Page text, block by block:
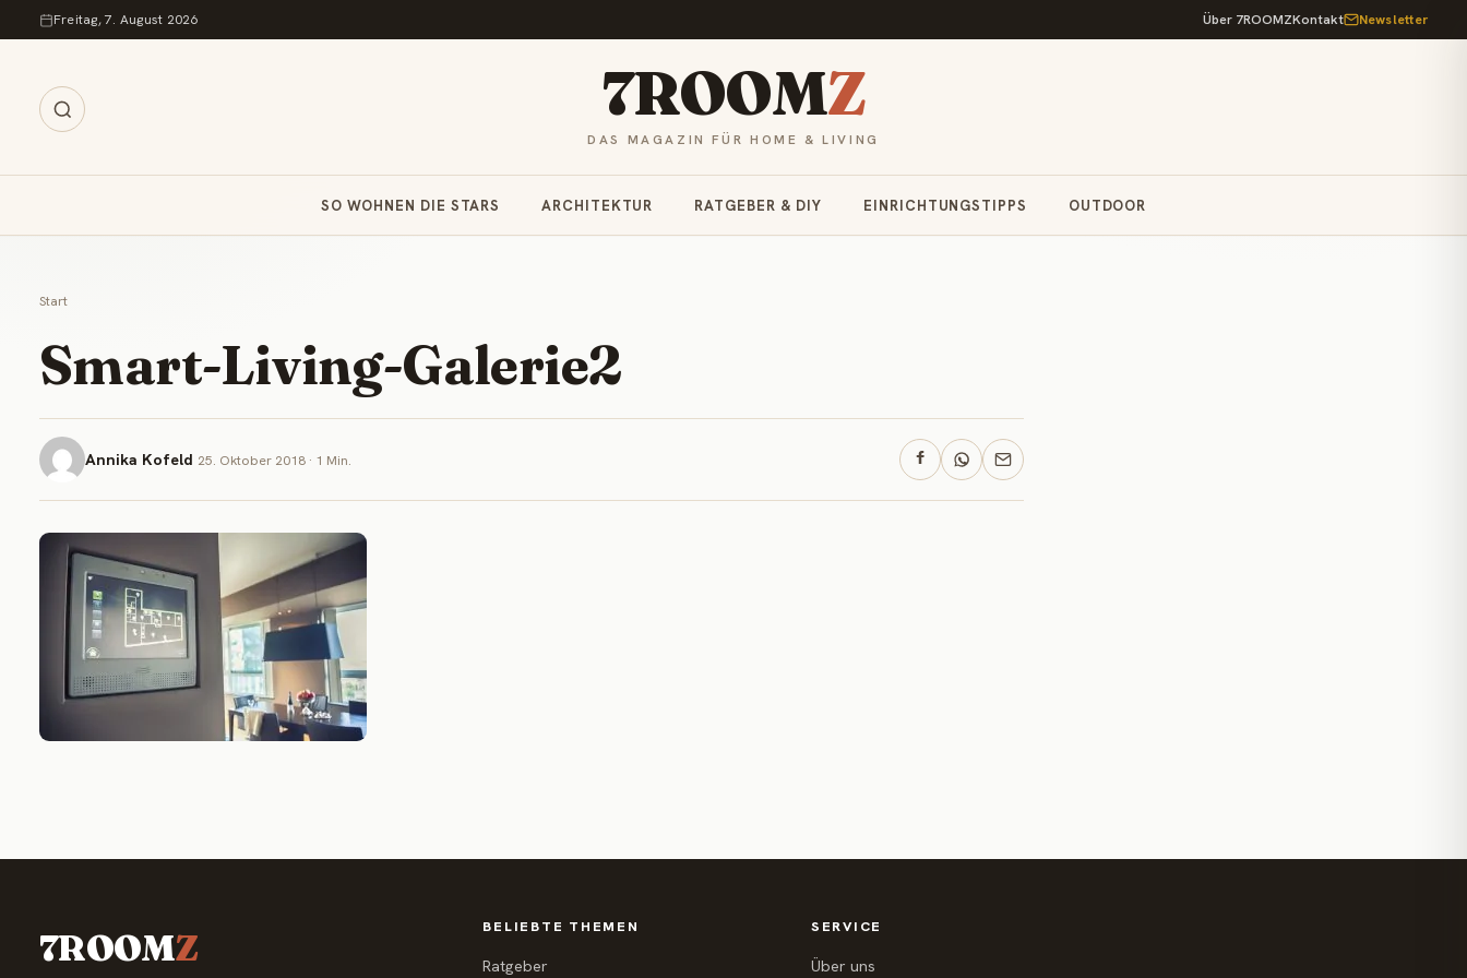
Zum Inhalt springen
Freitag, 7. August 2026 Über 7ROOMZKontakt Newsletter
7ROOMZ
DAS MAGAZIN FÜR HOME & LIVING
SO WOHNEN DIE STARS ARCHITEKTUR RATGEBER & DIY EINRICHTUNGSTIPPS OUTDOOR
Start
Smart-Living-Galerie2
Annika Kofeld 25. Oktober 2018 · 1 Min.
7ROOMZ BELIEBTE THEMEN
Ratgeber
SERVICE
Über uns